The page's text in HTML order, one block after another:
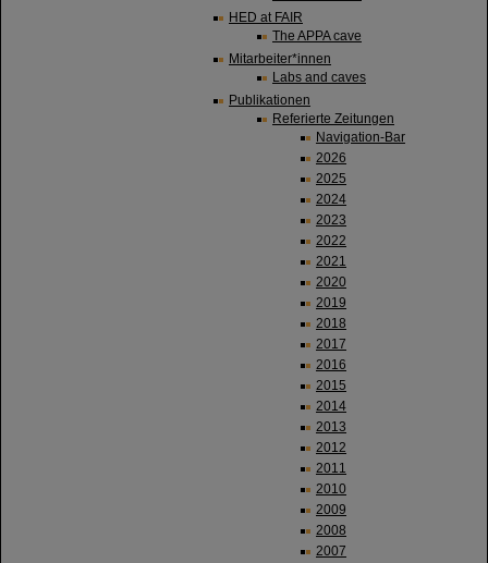
HED at FAIR
The APPA cave
Mitarbeiter*innen
Labs and caves
Publikationen
Referierte Zeitungen
Navigation-Bar
2026
2025
2024
2023
2022
2021
2020
2019
2018
2017
2016
2015
2014
2013
2012
2011
2010
2009
2008
2007